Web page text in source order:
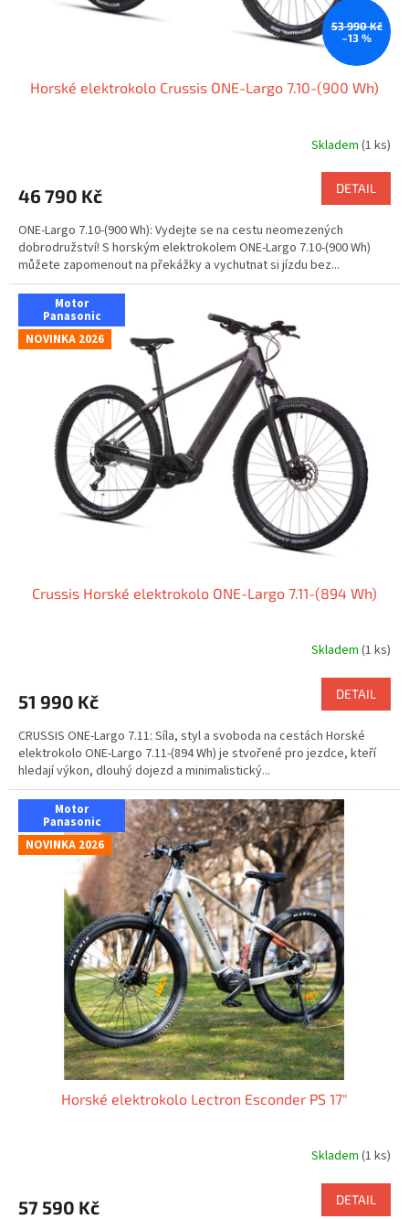
53 990 Kč
–13 %
Horské elektrokolo Crussis ONE-Largo 7.10-(900 Wh)
Skladem (1 ks)
46 790 Kč DETAIL
ONE-Largo 7.10-(900 Wh): Vydejte se na cestu neomezených
dobrodružství! S horským elektrokolem ONE-Largo 7.10-(900 Wh)
můžete zapomenout na překážky a vychutnat si jízdu bez...
Motor
Panasonic
NOVINKA 2026
Crussis Horské elektrokolo ONE-Largo 7.11-(894 Wh)
Skladem (1 ks)
51 990 Kč DETAIL
CRUSSIS ONE-Largo 7.11: Síla, styl a svoboda na cestách Horské
elektrokolo ONE-Largo 7.11-(894 Wh) je stvořené pro jezdce, kteří
hledají výkon, dlouhý dojezd a minimalistický...
Motor
Panasonic
NOVINKA 2026
Horské elektrokolo Lectron Esconder PS 17"
Skladem (1 ks)
57 590 Kč DETAIL